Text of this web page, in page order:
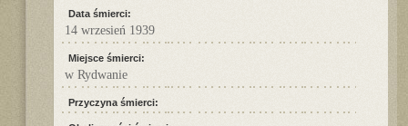
Data śmierci:
14 wrzesień 1939
Miejsce śmierci:
w Rydwanie
Przyczyna śmierci: